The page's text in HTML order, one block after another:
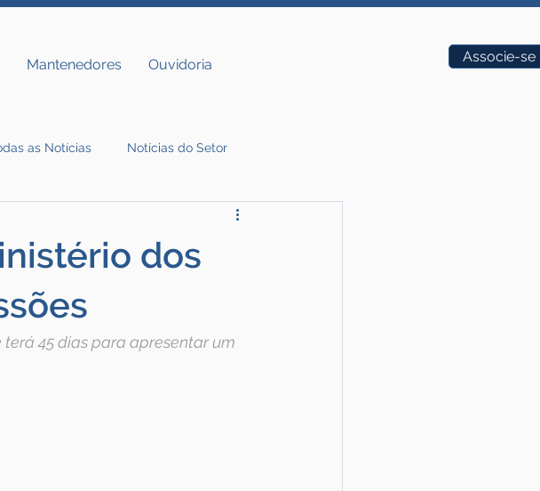
Mantenedores Ouvidoria Associe-se
as Notícias Notícias do Setor
dos
45 dias para apresentar um